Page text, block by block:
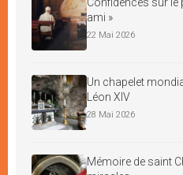
ami »
22 Mai 2026
Un chapelet
Léon XIV
28 Mai 2026
Mémoire de saint